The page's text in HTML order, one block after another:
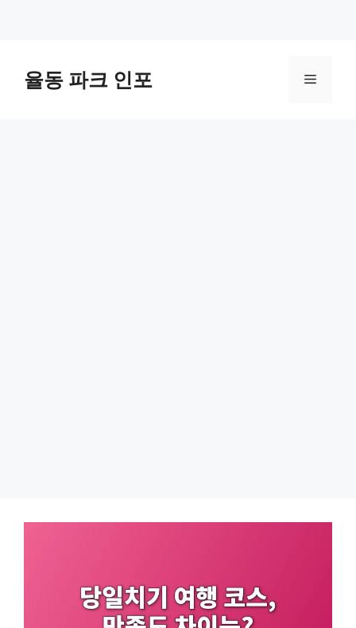
율동 파크 인포 메